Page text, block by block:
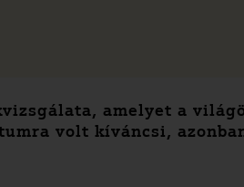
amelyet a
volt kíváncsi,